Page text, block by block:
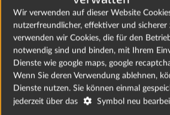
Wir verwenden auf dieser Website
nutzerfreundlicher, effektiver und sicherer
verwenden wir Cookies, die für den
notwendig sind und binden, mit Ihrem
Dienste wie google maps, google
Wenn Sie deren Verwendung ablehnen,
Dienste nutzen. Sie können einmal
jederzeit über das
 Symbol neu
Aktuelles